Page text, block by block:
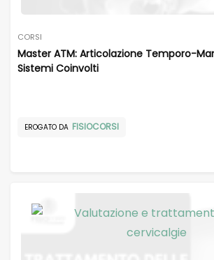
CORSI
Master ATM: Articolazione Temporo-
Sistemi Coinvolti
EROGATO DA FISIOCORSI